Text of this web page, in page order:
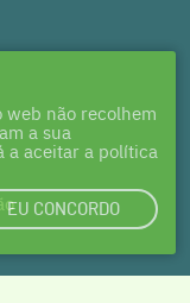
web não recolhem
a sua
a aceitar a política
EU CONCORDO